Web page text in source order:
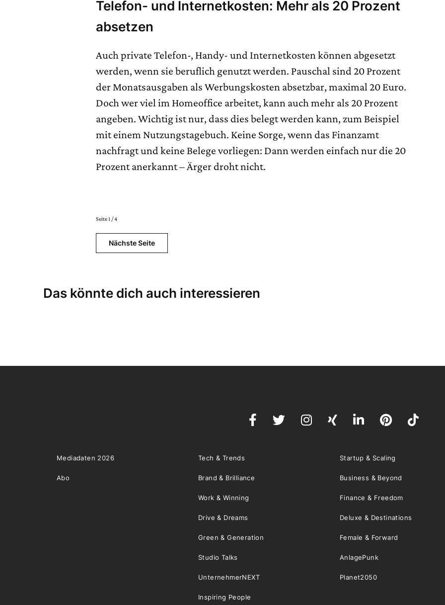
Telefon- und Internetkosten: Mehr als 20 Prozent
absetzen
Auch private Telefon-, Handy- und Internetkosten können abgesetzt
werden, wenn sie beruflich genutzt werden. Pauschal sind 20 Prozent
der Monatsausgaben als Werbungskosten absetzbar, maximal 20 Euro.
Doch wer viel im Homeoffice arbeitet, kann auch mehr als 20 Prozent
angeben. Wichtig ist nur, dass dies belegt werden kann, zum Beispiel
mit einem Nutzungstagebuch. Keine Sorge, wenn das Finanzamt
nachfragt und keine Belege vorliegen: Dann werden einfach nur die 20
Prozent anerkannt – Ärger droht nicht.
Seite 1 / 4
Nächste Seite
Das könnte dich auch interessieren
Mediadaten 2026
Abo
Tech & Trends Startup & Scaling
Brand & Brilliance Business & Beyond
Work & Winning Finance & Freedom
Drive & Dreams Deluxe & Destinations
Green & Generation Female & Forward
Studio Talks AnlagePunk
UnternehmerNEXT Planet2050
Inspiring People